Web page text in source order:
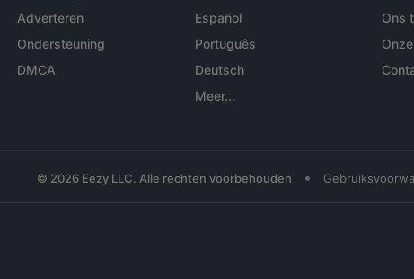
Adverteren
Ondersteuning
DMCA
Español
Português
Deutsch
Meer...
Ons
© 2026 Eezy LLC. Alle rechten voorbehouden •